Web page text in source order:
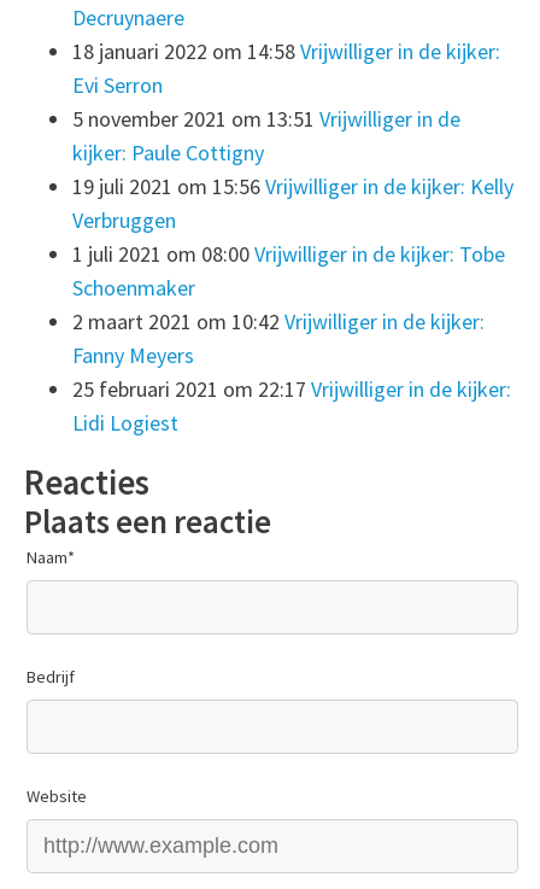
Decruynaere
18 januari 2022 om 14:58Vrijwilliger in de kijker:
Evi Serron
5 november 2021 om 13:51 Vrijwilliger in de
kijker: Paule Cottigny
19 juli 2021 om 15:56Vrijwilliger in de kijker: Kelly
Verbruggen
1 juli 2021 om 08:00Vrijwilliger in de kijker: Tobe
Schoenmaker
2 maart 2021 om 10:42 Vrijwilliger in de kijker:
Fanny Meyers
25 februari 2021 om 22:17 Vrijwilliger in de kijker:
Lidi Logiest
Reacties
Plaats een reactie
Naam*
Bedrijf
Website